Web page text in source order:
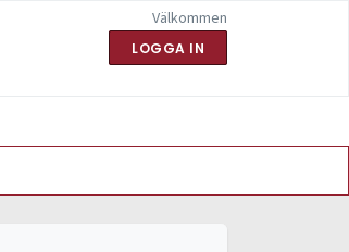
Välkommen
LOGGA IN